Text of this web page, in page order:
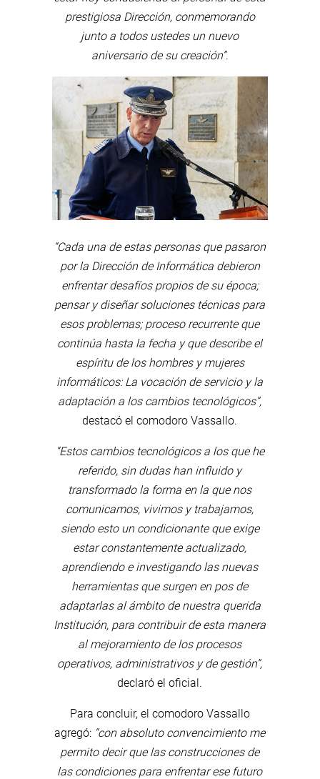
prestigiosa Dirección, conmemorando
junto a todos ustedes un nuevo
aniversario de su creación”.
“Cada una de estas personas que pasaron
por la Dirección de Informática debieron
enfrentar desafíos propios de su época;
pensar y diseñar soluciones técnicas para
esos problemas; proceso recurrente que
continúa hasta la fecha y que describe el
espíritu de los hombres y mujeres
informáticos: La vocación de servicio y la
adaptación a los cambios tecnológicos”,
destacó el comodoro Vassallo.
“Estos cambios tecnológicos a los que he
referido, sin dudas han influido y
transformado la forma en la que nos
comunicamos, vivimos y trabajamos,
siendo esto un condicionante que exige
estar constantemente actualizado,
aprendiendo e investigando las nuevas
herramientas que surgen en pos de
adaptarlas al ámbito de nuestra querida
Institución, para contribuir de esta manera
al mejoramiento de los procesos
operativos, administrativos y de gestión”,
declaró el oficial.
Para concluir, el comodoro Vassallo
agregó: “con absoluto convencimiento me
permito decir que las construcciones de
las condiciones para enfrentar ese futuro